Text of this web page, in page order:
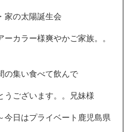
家の太陽誕生会
カラー様爽やかご家族。。
の集い食べて飲んで
ございます。。兄妹様
今日はプライベート鹿児島県